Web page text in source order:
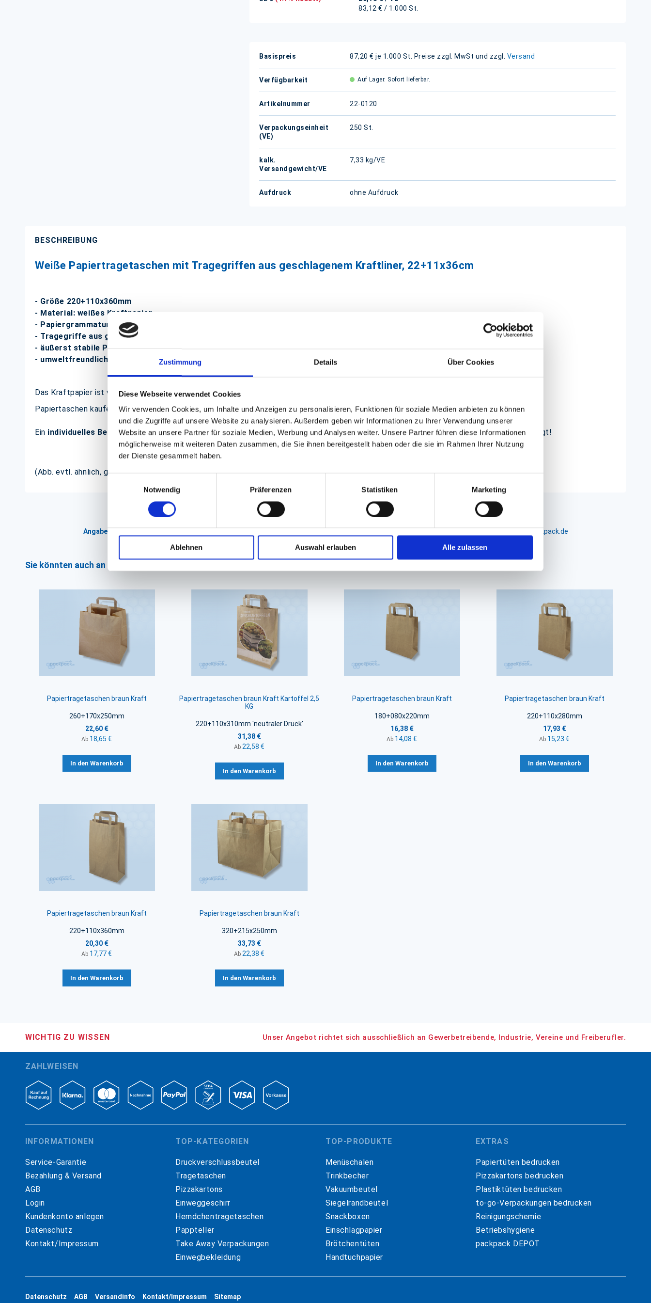
Zustimmung Details Über Cookies
Diese Webseite verwendet Cookies
Wir verwenden Cookies, um Inhalte und Anzeigen zu personalisieren, Funktionen für soziale Medien anbieten zu können
und die Zugriffe auf unsere Website zu analysieren. Außerdem geben wir Informationen zu Ihrer Verwendung unserer
Website an unsere Partner für soziale Medien, Werbung und Analysen weiter. Unsere Partner führen diese Informationen
möglicherweise mit weiteren Daten zusammen, die Sie ihnen bereitgestellt haben oder die sie im Rahmen Ihrer Nutzung
der Dienste gesammelt haben.
Einwilligungsauswahl
Notwendig
Präferenzen Statistiken Marketing
Ablehnen Auswahl erlauben Alle zulassen
83,12 € / 1.000 St.
Weitere
Basispreis 87,20 € je 1.000 St. Preise zzgl. MwSt und zzgl. Versand
Verfügbarkeit Auf Lager. Sofort lieferbar.
Artikelnummer 22-0120
Verpackungseinheit
(VE)
250 St.
kalk.
Versandgewicht/VE
7,33 kg/VE
Aufdruck ohne Aufdruck
BESCHREIBUNG
Weiße Papiertragetaschen mit Tragegriffen aus geschlagenem Kraftliner, 22+11x36cm
- Größe 220+110x360mm
- Material: weißes Kraftpapier
- Papiergrammatur 70g/m²
- Tragegriffe aus geschlagenem Kraftliner
- äußerst stabile Papiertragetaschen
- umweltfreundlich
Das Kraftpapier istvollständig biologisch abbaubarund wurde aus
Papiertaschen kaufen Sie bei uns in vielen weiteren Größen zu günstigen Preisen!
Ein individuelles Bedruckenmit Ihrem Firmenlogo ist bereits ab einer Menge von ca. 5000 St. möglich. Fragen Sie gerne nach, E-Mail genügt!
(Abb. evtl. ähnlich, ggf. ohne Dekoration)
Angaben zur Informationspflichten der GPSR Produktsicherheitsverordnung: packpack.de GmbH, Am Bullhamm 24-26, D-26441 Jever, info@packpack.de
Sie könnten auch an folgenden Artikeln interessiert sein
Papiertragetaschen braun Kraft
260+170x250mm
22,60 €
Ab 18,65 €
In den Warenkorb
Papiertragetaschen braun Kraft Kartoffel 2,5
KG
220+110x310mm 'neutraler Druck'
31,38 €
Ab 22,58 €
In den Warenkorb
Papiertragetaschen braun Kraft
180+080x220mm
16,38 €
Ab 14,08 €
In den Warenkorb
Papiertragetaschen braun Kraft
220+110x280mm
17,93 €
Ab 15,23 €
In den Warenkorb
Papiertragetaschen braun Kraft
220+110x360mm
20,30 €
Ab 17,77 €
In den Warenkorb
Papiertragetaschen braun Kraft
320+215x250mm
33,73 €
Ab 22,38 €
In den Warenkorb
WICHTIG ZU WISSEN Unser Angebot richtet sich ausschließlich an Gewerbetreibende, Industrie, Vereine und Freiberufler.
ZAHLWEISEN
INFORMATIONEN
Service-Garantie
Bezahlung & Versand
AGB
Login
Kundenkonto anlegen
Datenschutz
Kontakt/Impressum
TOP-KATEGORIEN
Druckverschlussbeutel
Tragetaschen
Pizzakartons
Einweggeschirr
Hemdchentragetaschen
Pappteller
Take Away Verpackungen
Einwegbekleidung
TOP-PRODUKTE
Menüschalen
Trinkbecher
Vakuumbeutel
Siegelrandbeutel
Snackboxen
Einschlagpapier
Brötchentüten
Handtuchpapier
EXTRAS
Papiertüten bedrucken
Pizzakartons bedrucken
Plastiktüten bedrucken
to-go-Verpackungen bedrucken
Reinigungschemie
Betriebshygiene
packpack DEPOT
Datenschutz AGB Versandinfo Kontakt/Impressum Sitemap